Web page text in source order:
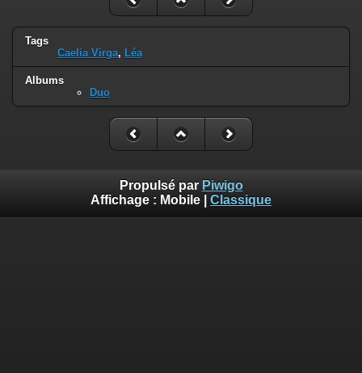
Tags
Caelia Virga, Léa
Albums
Duo
Propulsé par Piwigo
Affichage : Mobile Classique